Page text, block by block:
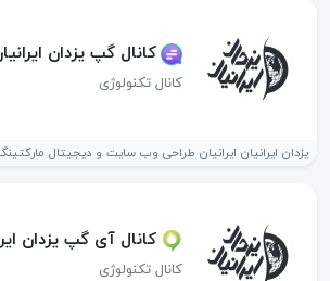
کانال گپ یزدان
کانال تکنولوژی
یزدان ایرانیان ایرانیان طراحی وب سایت و دیجیتال
کانال آی گپ یزدان
کانال تکنولوژی